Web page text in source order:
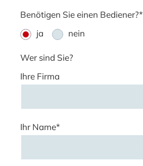
Benötigen Sie einen Bediener?*
ja
nein
Wer sind Sie?
Ihre Firma
Ihr Name*